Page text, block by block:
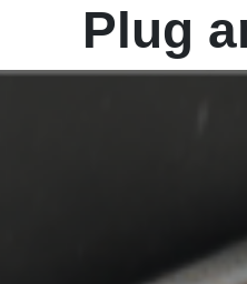
Plug